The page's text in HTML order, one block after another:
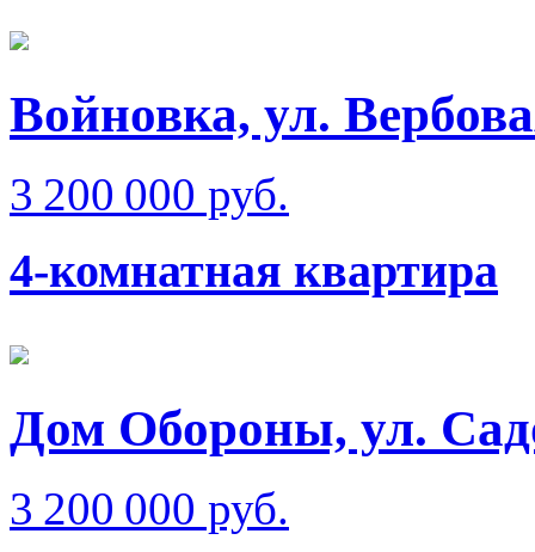
Войновка, ул.
3 200 000 руб.
4-комнатная квартира
Дом Обороны, ул.
3 200 000 руб.